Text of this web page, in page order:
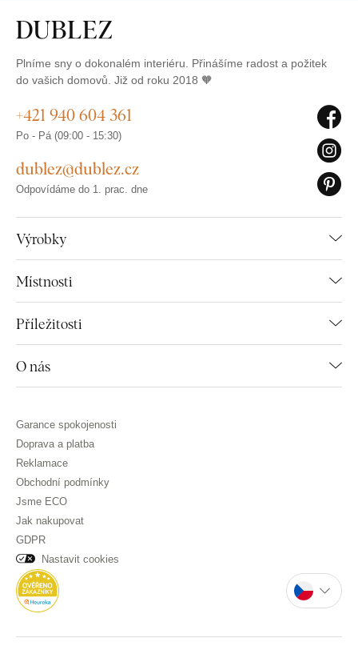
Plníme sny o dokonalém interiéru. Přinášíme radost a požitek
do vašich domovů. Již od roku 2018 🧡
Výrobky
Místnosti
Příležitosti
O nás
+421 940 604 361
Po - Pá (09:00 - 15:30)
dublez@dublez.cz
Odpovídáme do 1. prac. dne
Garance spokojenosti
Doprava a platba
Reklamace
Obchodní podmínky
Jsme ECO
Jak nakupovat
GDPR
Nastavit cookies